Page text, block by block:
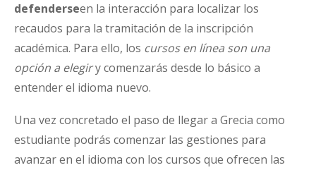
defenderseen la interacción para localizar los
recaudos para la tramitación de la inscripción
académica. Para ello, los cursos en línea son una
opción a elegiry comenzarás desde lo básico a
entender el idioma nuevo.
Una vez concretado el paso de llegar a Grecia como
estudiante podrás comenzar las gestiones para
avanzar en el idioma con los cursos que ofrecen las